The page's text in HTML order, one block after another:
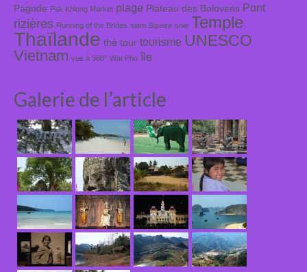
Pagode Pak Khlong Market plage Plateau des Bolovens Pont
rizières Running of the Brides siam Square soie Temple
Thaïlande thé tour tourisme UNESCO
Vietnam vue à 360° Wat Pho île
Galerie de l’article